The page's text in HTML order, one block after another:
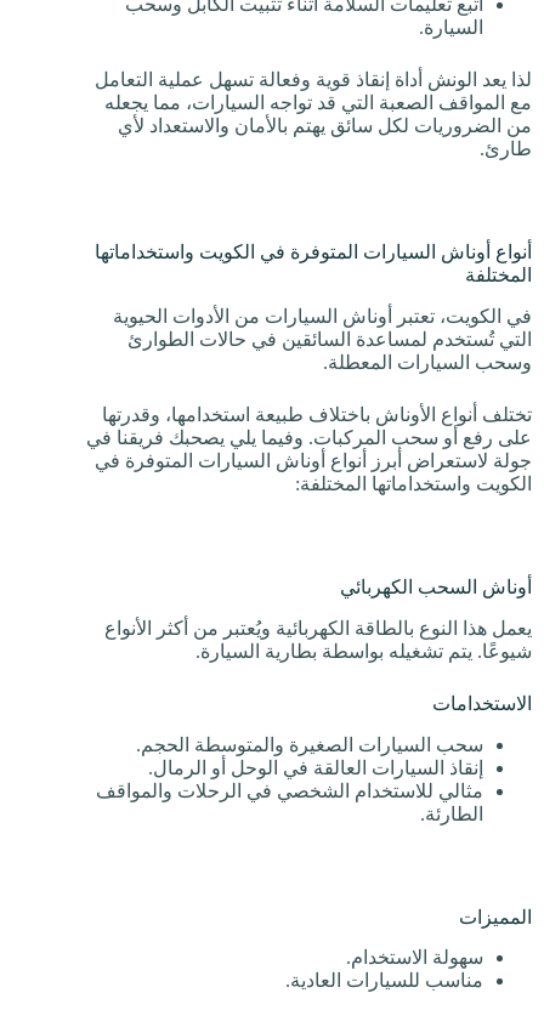
اتبع تعليمات السلامة أثناء تثبيت الكابل وسحب
السيارة.
لذا يعد الونش أداة إنقاذ قوية وفعالة تسهل عملية التعامل
مع المواقف الصعبة التي قد تواجه السيارات، مما يجعله
من الضروريات لكل سائق يهتم بالأمان والاستعداد لأي
طارئ.
أنواع أوناش السيارات المتوفرة في الكويت واستخداماتها
المختلفة
في الكويت، تعتبر أوناش السيارات من الأدوات الحيوية
التي تُستخدم لمساعدة السائقين في حالات الطوارئ
وسحب السيارات المعطلة.
تختلف أنواع الأوناش باختلاف طبيعة استخدامها، وقدرتها
على رفع أو سحب المركبات. وفيما يلي يصحبك فريقنا في
جولة لاستعراض أبرز أنواع أوناش السيارات المتوفرة في
الكويت واستخداماتها المختلفة:
أوناش السحب الكهربائي
يعمل هذا النوع بالطاقة الكهربائية ويُعتبر من أكثر الأنواع
شيوعًا. يتم تشغيله بواسطة بطارية السيارة.
الاستخدامات
سحب السيارات الصغيرة والمتوسطة الحجم.
إنقاذ السيارات العالقة في الوحل أو الرمال.
مثالي للاستخدام الشخصي في الرحلات والمواقف
الطارئة.
المميزات
سهولة الاستخدام.
مناسب للسيارات العادية.